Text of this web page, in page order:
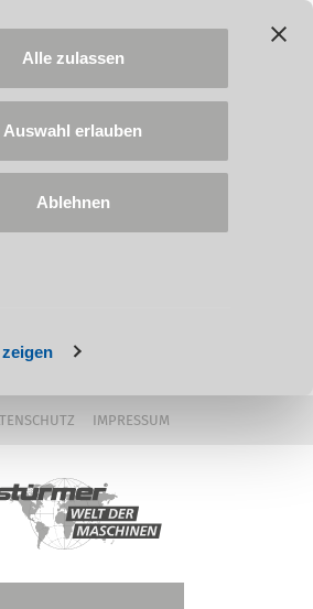
Alle zulassen
Auswahl erlauben
Ablehnen
IMPRESSUM